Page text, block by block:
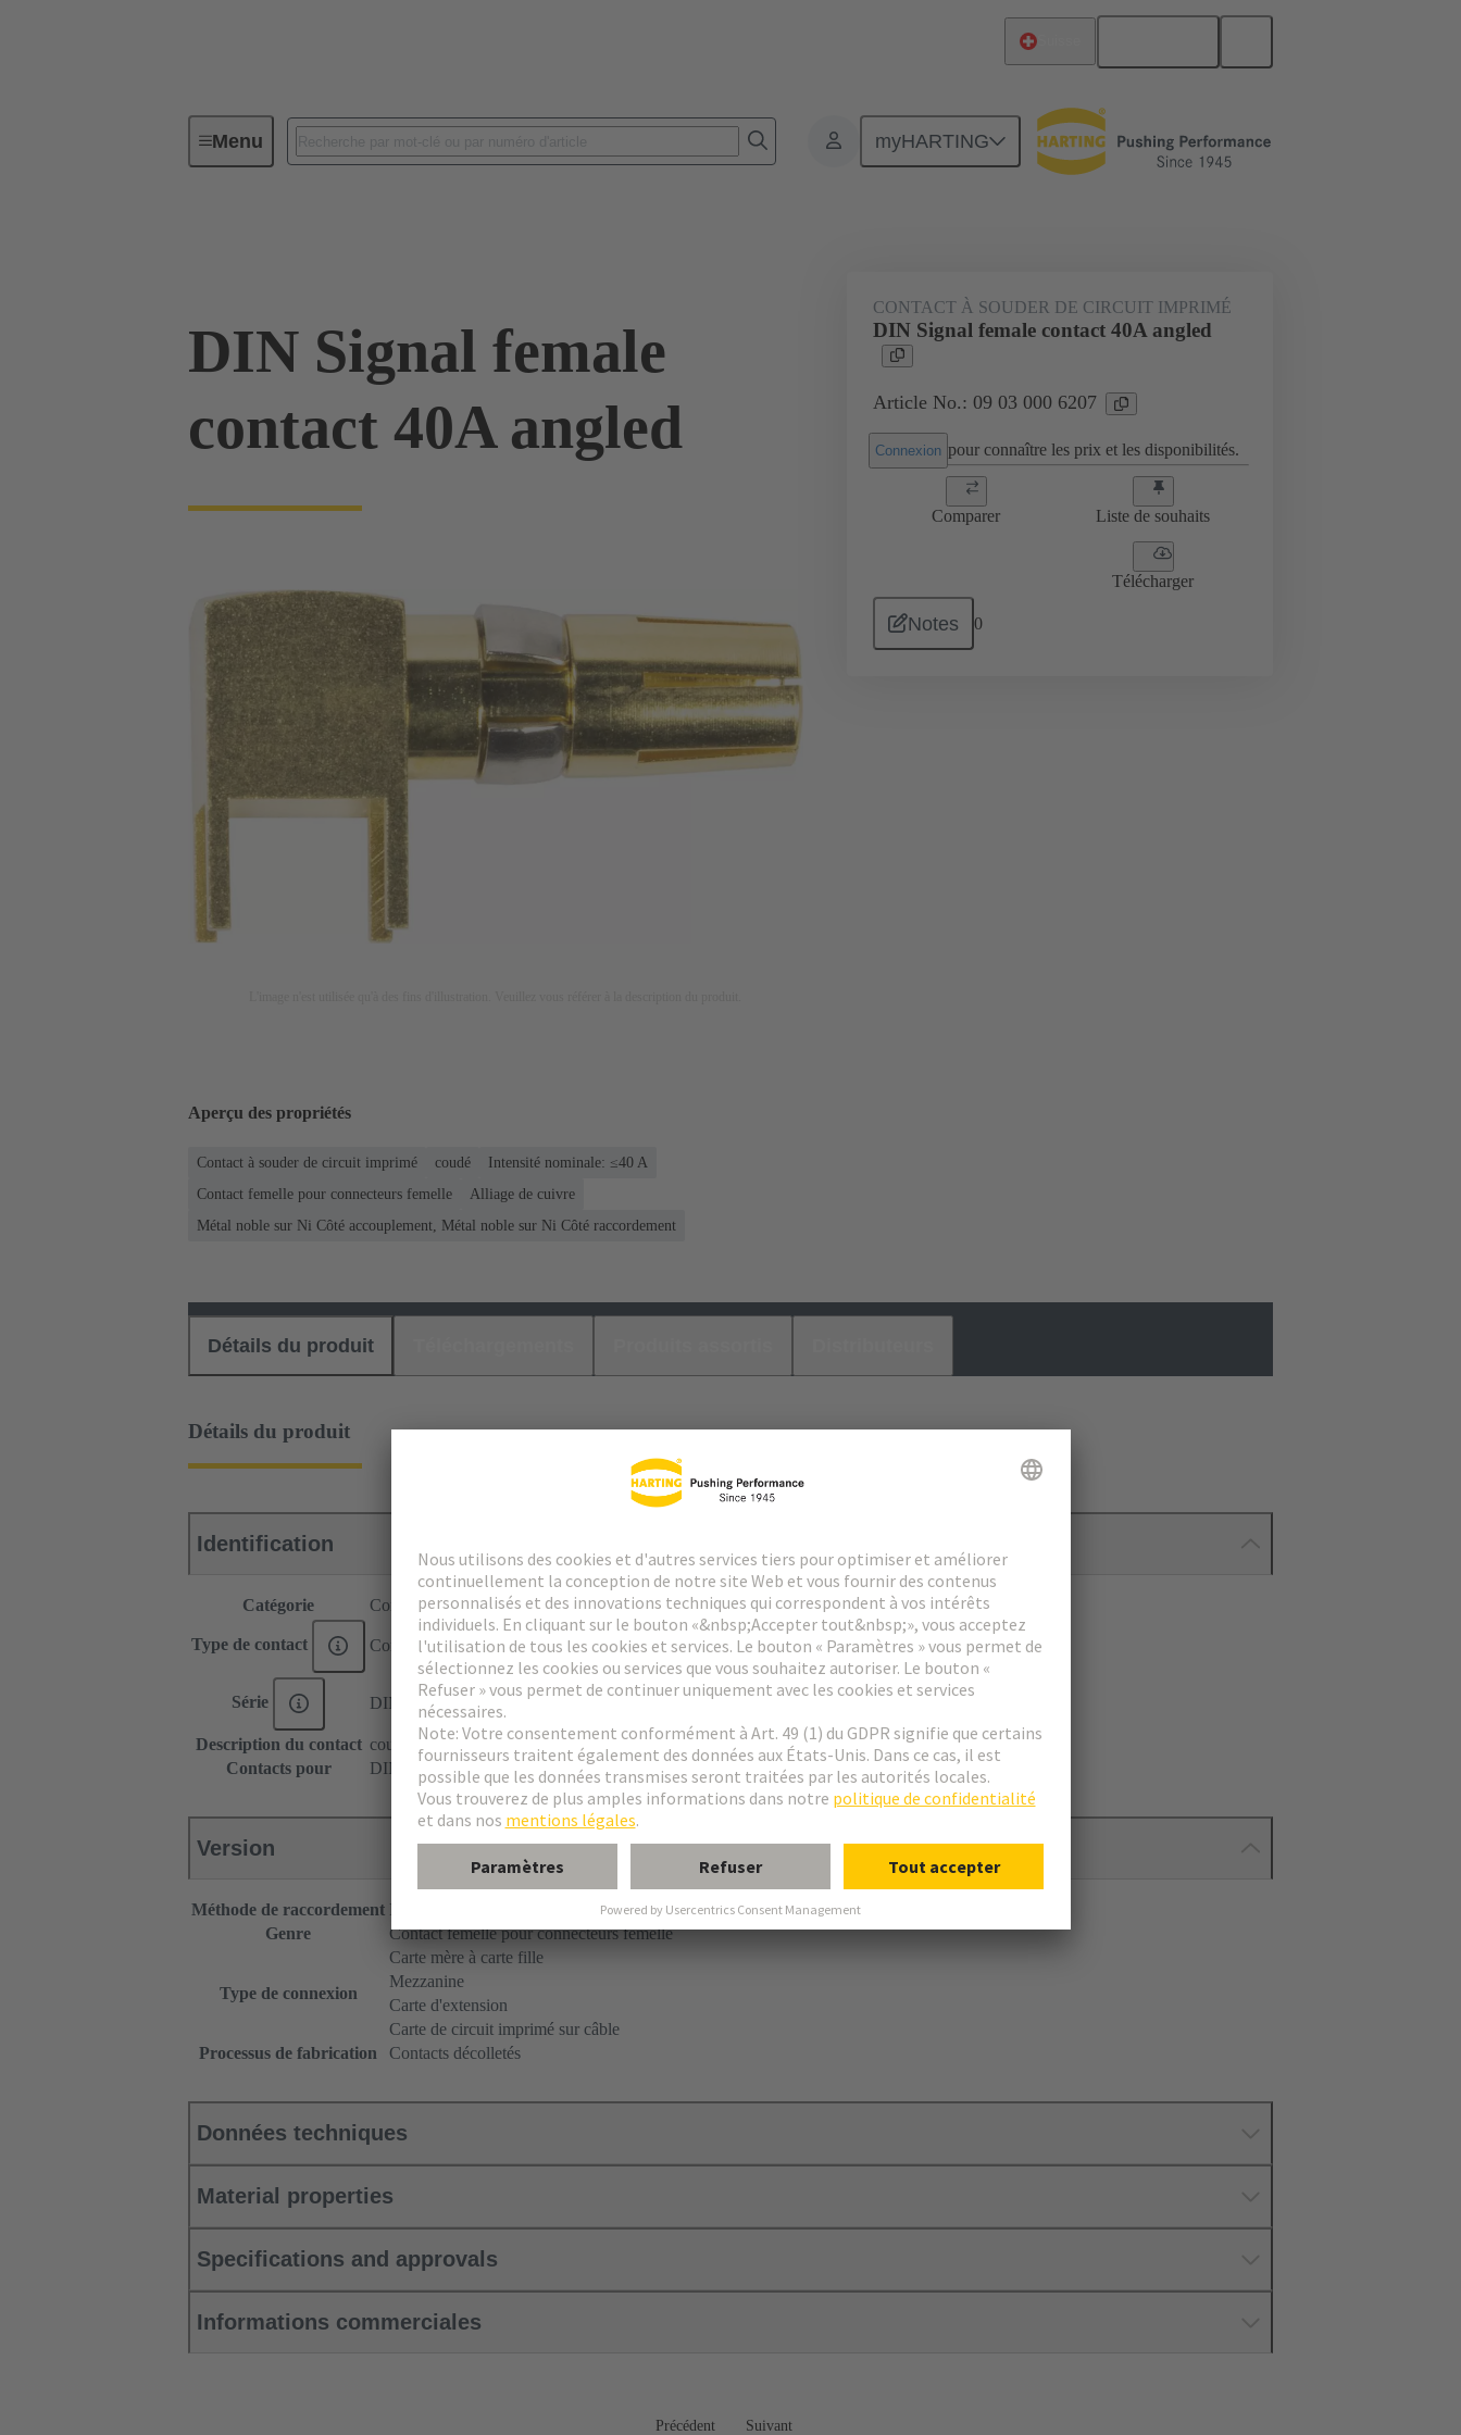
Menu myHARTING
Connectivité d'Equipements Connecteurs carte à carte Produits Raccordement carte mère à carte fille
DIN Signal female
contact 40A angled
CONTACT À SOUDER DE CIRCUIT IMPRIMÉ
DIN Signal female contact 40A angled
Article No.: 09 03 000 6207
Connexion pour connaître les prix et les disponibilités.
Comparer Liste de souhaits
Télécharger
Notes 0
Aperçu des propriétés
Contact à souder de circuit imprimé coudé
Intensité nominale: ≤40 A
Contact femelle pour connecteurs femelle
Alliage de cuivre
Métal noble sur Ni Côté accouplement, Métal noble sur Ni Côté raccordement
Détails du produit
Détails du produit
Identification
Catégorie Contacts
Type de contact Contact à souder de circuit imprimé
Série DIN 41612
Description du contact coudé
Contacts pour
DIN 41612 Type M inversé
Version
Méthode de raccordement Raccordement à souder
Genre
Contact femelle pour connecteurs femelle
Type de connexion
Carte mère à carte fille
Mezzanine
Carte d'extension
Carte de circuit imprimé sur câble
Processus de fabrication
Contacts décolletés
Données techniques
Material properties
Specifications and approvals
Informations commerciales
Précédent Suivant